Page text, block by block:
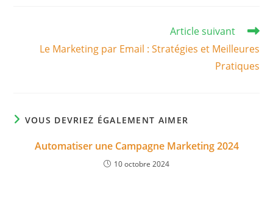
articles
Article suivant
Le Marketing par Email : Stratégies et Meilleures
Pratiques
VOUS DEVRIEZ ÉGALEMENT AIMER
Automatiser une Campagne Marketing 2024
10 octobre 2024